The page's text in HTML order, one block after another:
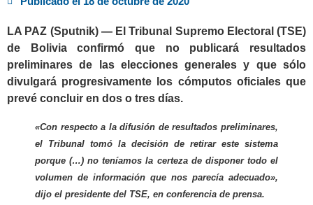
LA PAZ (Sputnik) — El Tribunal Supremo Electoral (TSE)
de Bolivia confirmó que no publicará resultados
preliminares de las elecciones generales y que sólo
divulgará progresivamente los cómputos oficiales que
prevé concluir en dos o tres días.
«Con respecto a la difusión de resultados preliminares,
el Tribunal tomó la decisión de retirar este sistema
porque (…) no teníamos la certeza de disponer todo el
volumen de información que nos parecía adecuado»,
dijo el presidente del TSE, en conferencia de prensa.